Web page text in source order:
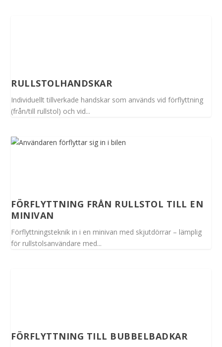
RULLSTOLHANDSKAR
Individuellt tillverkade handskar som används vid förflyttning
(från/till rullstol) och vid...
FÖRFLYTTNING FRÅN RULLSTOL TILL EN
MINIVAN
Förflyttningsteknik in i en minivan med skjutdörrar – lämplig
för rullstolsanvändare med...
FÖRFLYTTNING TILL BUBBELBADKAR